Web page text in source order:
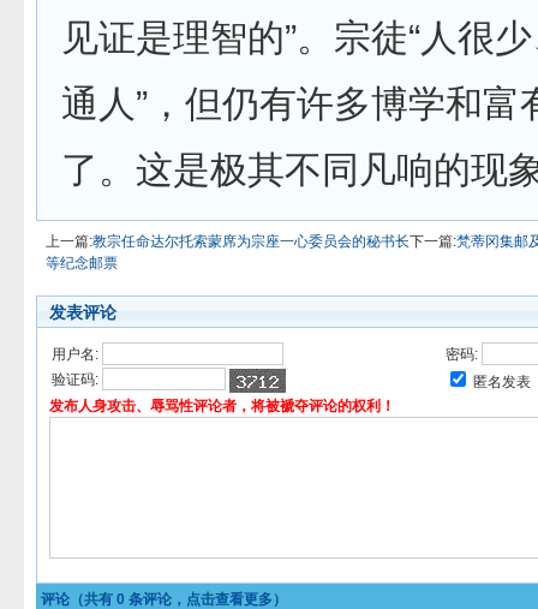
见证是理智的”。宗徒“人很
通人”，但仍有许多博学和富
了。这是极其不同凡响的现
上一篇:教宗任命达尔托索蒙席为宗座一心委员会的秘书长下一篇:梵蒂冈集邮
等纪念邮票
发表评论
用户名:
密码:
验证码:
匿名发表
发布人身攻击、辱骂性评论者，将被褫夺评论的权利！
评论（共有 0 条评论，点击查看更多）